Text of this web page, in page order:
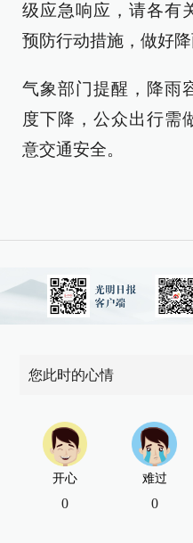
级应急响应，请各有
预防行动措施，做好
气象部门提醒，降雨
度下降，公众出行需
意交通安全。
您此时的心情
开心
0
难过
0